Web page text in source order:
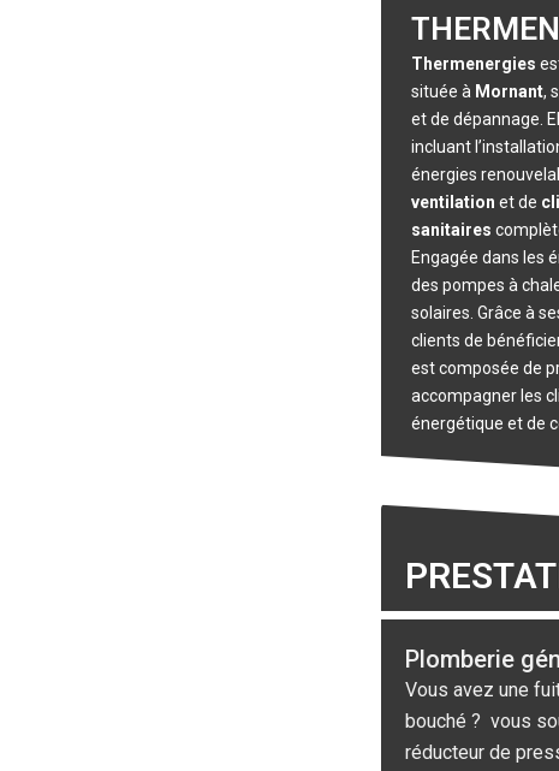
Thermenergies
située à Mornant,
et de dépannage.
incluant
énergies
ventilation et de
sanitaires
Engagée dans les
des pompes à
solaires. Grâce à
clients de
est composée de
accompagner les
énergétique et de
Plomberie
Vous avez une
bouché ? vous
réducteur de